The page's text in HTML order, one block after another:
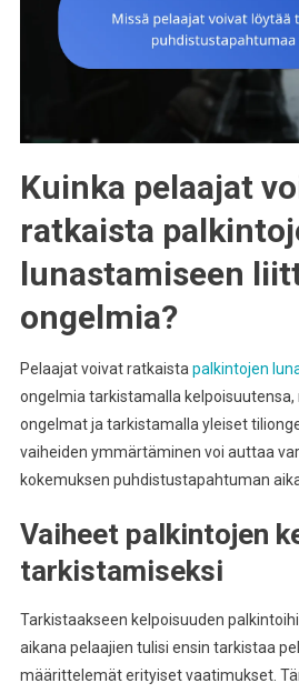
Kuinka pelaajat
ratkaista
lunastamiseen
ongelmia?
Pelaajat voivat ratkaista palkintojen
ongelmia tarkistamalla
ongelmat ja tarkistamalla yleiset
vaiheiden ymmärtäminen voi auttaa
kokemuksen puhdistustapahtuman
Vaiheet palkintojen
tarkistamiseksi
Tarkistaakseen kelpoisuuden
aikana pelaajien tulisi ensin tarkistaa
määrittelemät erityiset vaatimukset.